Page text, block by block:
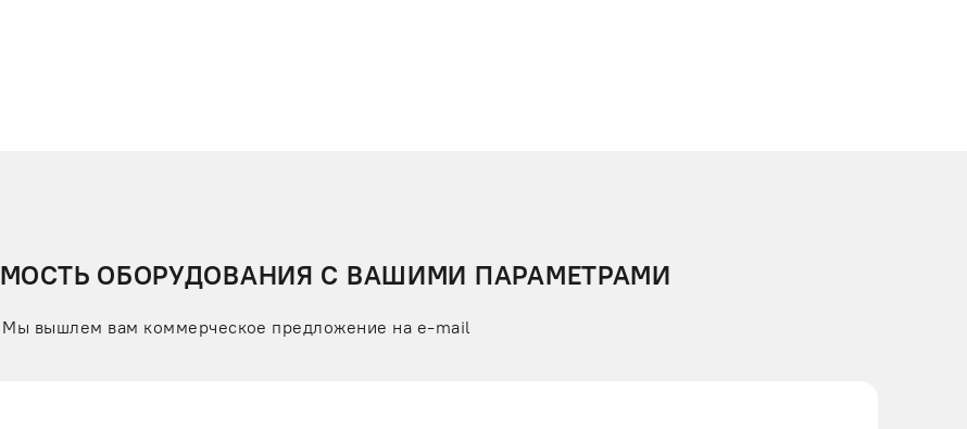
ОБОРУДОВАНИЯ С ВАШИМИ ПАРАМЕТРАМИ
Мы вышлем вам коммерческое предложение на e-mail